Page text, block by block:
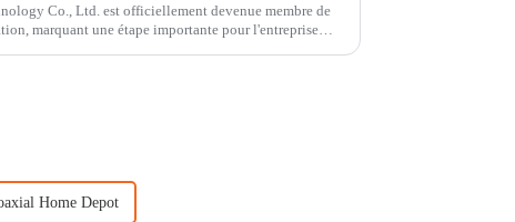
Co., Ltd. est officiellement devenue membre de
marquant une étape importante pour l'entreprise
Home Depot